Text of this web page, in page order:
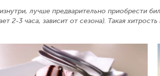
лучше предварительно приобрести
2-3 часа, зависит от сезона). Такая